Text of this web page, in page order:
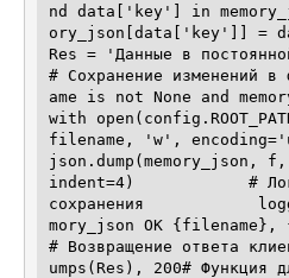
nd data['key'] in
ory_json[data['key']] =
Res = 'Данные в
# Сохранение
ame is not None and
with
filename, 'w',
json.dump(memory_json,
indent=4)            #
сохранения
mory_json OK {filename},
# Возвращение ответа
umps(Res), 200# Функция